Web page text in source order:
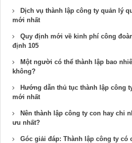
Dịch vụ thành lập công ty quản lý
mới nhất
Quy định mới về kinh phí công
định 105
Một người có thể thành lập bao
không?
Hướng dẫn thủ tục thành lập công
mới nhất
Nên thành lập công ty con hay chi
ưu nhất?
Góc giải đáp: Thành lập công ty có